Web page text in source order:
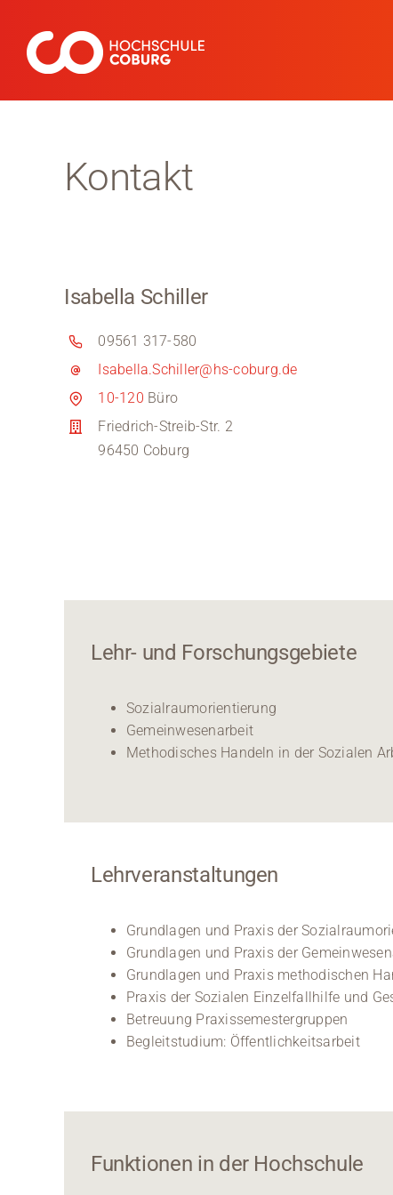
Inhalt
springen
Kontakt
Isabella Schiller
09561 317-580
Isabella.Schiller@hs-coburg.de
10-120 Büro
Friedrich-Streib-Str. 2
96450 Coburg
Lehr- und Forschungsgebiete
Sozialraumorientierung
Gemeinwesenarbeit
Methodisches Handeln in der Sozialen
Lehrveranstaltungen
Grundlagen und Praxis der
Grundlagen und Praxis der
Grundlagen und Praxis methodischen
Praxis der Sozialen Einzelfallhilfe und
Betreuung Praxissemestergruppen
Begleitstudium: Öffentlichkeitsarbeit
Funktionen in der Hochschule